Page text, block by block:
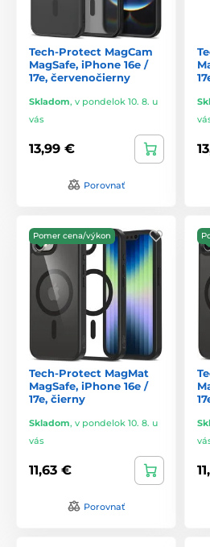
Tech-Protect MagCam
MagSafe, iPhone 16e /
17e, červenočierny
Skladom, v pondelok 10. 8. u
vás
13,99 €
Porovnať
Pomer cena/výkon
Tech-Protect MagMat
MagSafe, iPhone 16e /
17e, čierny
Skladom, v pondelok 10. 8. u
vás
11,63 €
Porovnať